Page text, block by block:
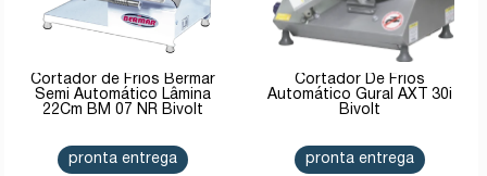
Cortador de Frios Bermar
Semi Automático Lâmina
22Cm BM 07 NR Bivolt
pronta entrega
Cortador De Frios
Automático Gural AXT 30i
Bivolt
pronta entrega